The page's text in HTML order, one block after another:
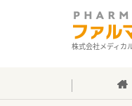
株式会社メディカ